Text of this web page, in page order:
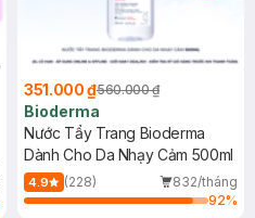
351.000 ₫560.000 ₫
Bioderma
Nước Tẩy Trang Bioderma
Dành Cho Da Nhạy Cảm 500ml
4.9 (228)
832/tháng
92%